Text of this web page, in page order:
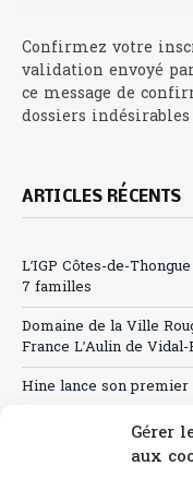
Gérer
aux
Confirmez votre
validation envoyé
ce message de
dossiers
ARTICLES RÉCENTS
L’IGP Côtes-de-
7 familles
Domaine de la Ville
France L’Aulin de
Hine lance son premier
Canicule : A quand le